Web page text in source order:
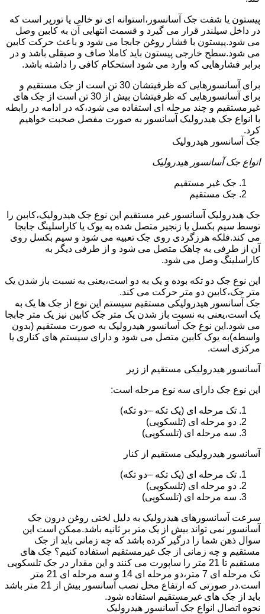
پیستون یا شفت جک آسانسور،استوانه ای تو خالی یا تورپر است که
در داخل سیلندر قرار می گیرد و قسمت انتهایی آن به کابین وصل
می شود.پیستون با فشار روغن جابجا می شود و باعث حرکت کابین
می شود.سطح خارجی پیستون باید کاملا صاف و صیقلی باشد و در
برابر فشارهایی که وارد می شود استحکام کافی را داشته باشد.
برای آسانسورهایی که ظرفیتشان 30 تن است از جک مستقیم و
برای آسانسورهایی که ظرفیتشان بیش از 30 تن است از جک های
غیرمستقیم و چند مرحله ای استفاده می شود،که در ادامه در رابطه
با انواع جک هیدرولیک آسانسور به صورت مفصل صحبت خواهیم
کرد.
جک آسانسور هیدرولیک
انواع جک آسانسور هیدرولیک
جک غیر مستقیم
جک مستقیم
جک هیدرولیک آسانسور غیر مستقیم این نوع جک هیدرولیک،کابین را
توسط سیم بکسل یا زنجیر متصل شده به یوک یا کاراسلینگ جابجا
می کند.فلکه هرزگردی روی جک تعبیه می شود و سیم بکسل روی
آن از طرفی به چاهک متصل می شود و از طرفی دیگر به
کاراسلینگ وصل می شود.
این نوع جک دو تکه بوده و یک به دو است،یعنی به نسبت باز شدن یک
متر جک،کابین دو متر حرکت می کند.
جک آسانسور هیدرولیکی مستقیم سیستم این نوع از جک ها یک به
یک است،یعنی به نسبت باز شدن یک متر جک کابین نیز یک متر جابجا
می شود.این نوع جک آسانسور هیدرولیک به صورت مستقیم (بدون
واسطه)به یوک کابین متصل می شود و دارای سیستم های کناری یا
مرکزی است.
آسانسور هیدرولیکی مستقیم از زیر
این نوع جک دارای سه نوع مرحله است:
تک مرحله ای (یک تکه –دو تکه)
دو مرحله ای (تلسکوپی)
سه مرحله ای (تلسکوپی)
آسانسور هیدرولیکی مستقیم از کنار
تک مرحله ای (یک تکه –دو تکه)
دو مرحله ای (تلسکوپی)
سه مرحله ای (تلسکوپی)
سرعت آسانسورهای هیدرولیک به دلیل لختی روغن درون جک
آسانسور نمی تواند بیش از یک متر بر ثانیه باشد.ممکن است این
سوال ذهن شما را درگیر کرده باشد که چه زمانی باید از جک
مستقیم و چه زمانی از جک غیرمستقیم استفاده کنیم؟ جک های
مستقیم تا 21 متر را ساپورت می کنند و این مقدار در جک تلسکوپی
تک مرحله ای 7 متر،دو مرحله ای 14 و سه مرحله ای 21 متر
است.در صورتی که ارتفاع محل نصب آسانسور بیش از 21 متر باشد
باید از جک های غیرمستقیم استفاده شود.
نحوه اتصال انواع جک آسانسور هیدرولیک